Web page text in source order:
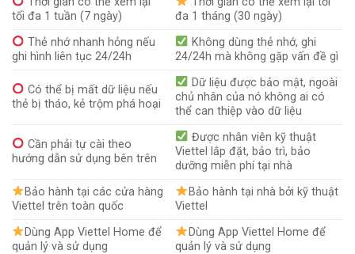
tối đa 1 tuần (7 ngày)
đa 1 tháng (30 ngày)
Thẻ nhớ nhanh hỏng nếu
ghi hình liên tục 24/24h
Không dùng thẻ nhớ, ghi
24/24h mà không gặp vấn đề gì
Có thể bị mất dữ liệu nếu
thẻ bị tháo, kẻ trộm phá hoại
Dữ liệu được bảo mật, ngoài
chủ nhân của nó không ai có
thể can thiệp vào dữ liệu
Cần phải tự cài theo
hướng dẫn sử dụng bên trên
Được nhân viên kỹ thuật
Viettel lắp đặt, bảo trì, bảo
dưỡng miễn phí tại nhà
Bảo hành tại các cửa hàng
Viettel trên toàn quốc
Bảo hành tại nhà bởi kỹ thuật
Viettel
Dùng App Viettel Home để
quản lý và sử dụng
Dùng App Viettel Home để
quản lý và sử dụng